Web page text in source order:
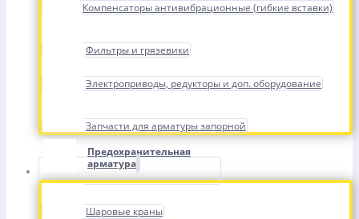
Компенсаторы антивибрационные (гибкие вставки)
Фильтры и грязевики
Электроприводы, редукторы и доп. оборудование
Запчасти для арматуры запорной
Предохранительная
арматура
Шаровые краны